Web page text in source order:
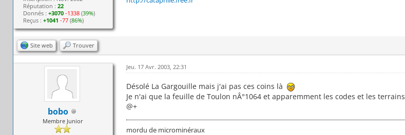
Réputation : 22
Donnés : +3070 -1338(39%)
Reçus : +1041 -77(86%)
Site web Trouver
bobo
Membre Junior
Jeu. 17 Avr. 2003, 22:31
Désolé La Gargouille mais j'ai pas ces coins là
Je n'ai que la feuille de Toulon nÂ°1064 et apparemment les codes et les
@+
mordu de microminéraux